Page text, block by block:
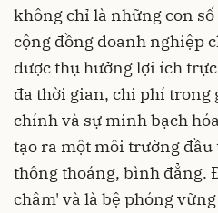
không chỉ là những con
cộng đồng doanh nghiệp
được thụ hưởng lợi ích
đa thời gian, chi phí trong
chính và sự minh bạch
tạo ra một môi trường
thông thoáng, bình đẳng.
châm' và là bệ phóng